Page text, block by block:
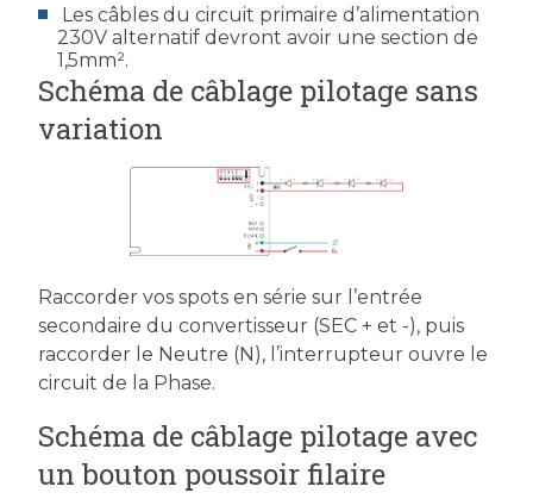
Les câbles du circuit primaire d’alimentation
230V alternatif devront avoir une section de
1,5mm².
Schéma de câblage pilotage sans
variation
Raccorder vos spots en série sur l’entrée
secondaire du convertisseur (SEC + et -), puis
raccorder le Neutre (N), l’interrupteur ouvre le
circuit de la Phase.
Schéma de câblage pilotage avec
un bouton poussoir filaire